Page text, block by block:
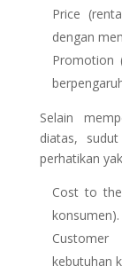
Price
dengan
Promotion
Selain
diatas,
perhatikan
Cost to
konsumen).
kebutuhan